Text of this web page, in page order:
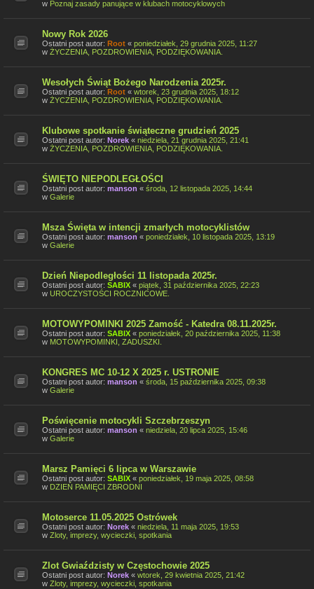
w Poznaj zasady panujące w klubach motocyklowych
Nowy Rok 2026
Ostatni post autor: Root « poniedziałek, 29 grudnia 2025, 11:27
w ŻYCZENIA, POZDROWIENIA, PODZIĘKOWANIA.
Wesołych Świąt Bożego Narodzenia 2025r.
Ostatni post autor: Root « wtorek, 23 grudnia 2025, 18:12
w ŻYCZENIA, POZDROWIENIA, PODZIĘKOWANIA.
Klubowe spotkanie świąteczne grudzień 2025
Ostatni post autor: Norek « niedziela, 21 grudnia 2025, 21:41
w ŻYCZENIA, POZDROWIENIA, PODZIĘKOWANIA.
ŚWIĘTO NIEPODLEGŁOŚCI
Ostatni post autor: manson « środa, 12 listopada 2025, 14:44
w Galerie
Msza Święta w intencji zmarłych motocyklistów
Ostatni post autor: manson « poniedziałek, 10 listopada 2025, 13:19
w Galerie
Dzień Niepodległości 11 listopada 2025r.
Ostatni post autor: SABIX « piątek, 31 października 2025, 22:23
w UROCZYSTOŚCI ROCZNICOWE.
MOTOWYPOMINKI 2025 Zamość - Katedra 08.11.2025r.
Ostatni post autor: SABIX « poniedziałek, 20 października 2025, 11:38
w MOTOWYPOMINKI, ZADUSZKI.
KONGRES MC 10-12 X 2025 r. USTRONIE
Ostatni post autor: manson « środa, 15 października 2025, 09:38
w Galerie
Poświęcenie motocykli Szczebrzeszyn
Ostatni post autor: manson « niedziela, 20 lipca 2025, 15:46
w Galerie
Marsz Pamięci 6 lipca w Warszawie
Ostatni post autor: SABIX « poniedziałek, 19 maja 2025, 08:58
w DZIEŃ PAMIĘCI ZBRODNI
Motoserce 11.05.2025 Ostrówek
Ostatni post autor: Norek « niedziela, 11 maja 2025, 19:53
w Zloty, imprezy, wycieczki, spotkania
Zlot Gwiaździsty w Częstochowie 2025
Ostatni post autor: Norek « wtorek, 29 kwietnia 2025, 21:42
w Zloty, imprezy, wycieczki, spotkania